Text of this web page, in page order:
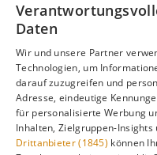
Unterschieden,
Alle Infos
Daten
Wir und unsere Partner
Technologien, um
darauf zuzugreifen und
Adresse, eindeutige
für personalisierte Werbung
Inhalten, Zielgruppen-
Drittanbieter (1845) können